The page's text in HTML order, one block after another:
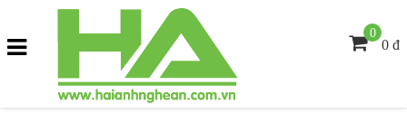
0
0 đ